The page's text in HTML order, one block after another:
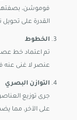
فوموشن،
القدرة على
الخطوط
تم اعتماد خط
عنصر لا غنى عنه
التوازن البصري
جرى توزيع
على الآخر، مما